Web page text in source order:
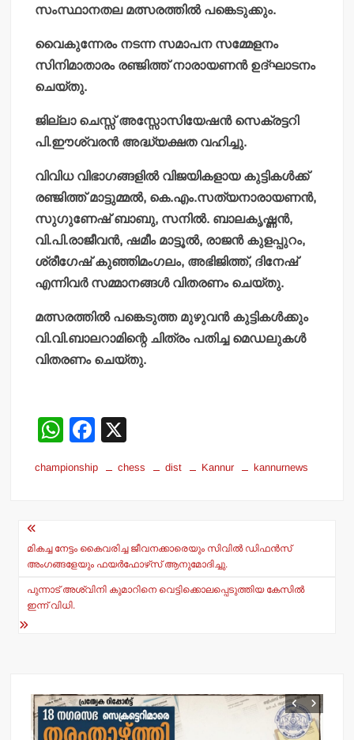
സംസ്ഥാനതല മത്സരത്തില്‍ പങ്കെടുക്കും.
വൈകുന്നേരം നടന്ന സമാപന സമ്മേളനം
സിനിമാതാരം രഞ്ജിത്ത് നാരായണന്‍ ഉദ്ഘാടനം
ചെയ്തു.
ജില്ലാ ചെസ്സ് അസ്സോസിയേഷന്‍ സെക്രട്ടറി
പി.ഈശ്വരന്‍ അദ്ധ്യക്ഷത വഹിച്ചു.
വിവിധ വിഭാഗങ്ങളില്‍ വിജയികളായ കുട്ടികള്‍ക്ക്
രഞ്ജിത്ത് മാട്ടുമ്മല്‍, കെ.എം.സത്യനാരായണന്‍,
സുഗുണേഷ് ബാബു, സനില്‍. ബാലകൃഷ്ണന്‍,
വി.പി.രാജീവന്‍, ഷമീം മാട്ടൂല്‍, രാജന്‍ കുളപ്പുറം,
ശ്രീഗേഷ് കുഞ്ഞിമംഗലം, അഭിജിത്ത്, ദിനേഷ്
എന്നിവര്‍ സമ്മാനങ്ങള്‍ വിതരണം ചെയ്തു.
മത്സരത്തില്‍ പങ്കെടുത്ത മുഴുവന്‍ കുട്ടികള്‍ക്കും
വി.വി.ബാലറാമിന്റെ ചിത്രം പതിച്ച മെഡലുകള്‍
വിതരണം ചെയ്തു.
W
h
at
p
p
F
c
o
o
championship chess dist Kannur kannurnews
Post
navigation
മികച്ച നേട്ടം കൈവരിച്ച ജീവനക്കാരെയും സിവില്‍ ഡിഫന്‍സ്
അംഗങ്ങളേയും ഫയര്‍ഫോഴ്‌സ് ആനുമോദിച്ചു.
പുന്നാട് അശ്വിനി കുമാറിനെ വെട്ടിക്കൊലപ്പെടുത്തിയ കേസിൽ
ഇന്ന് വിധി.